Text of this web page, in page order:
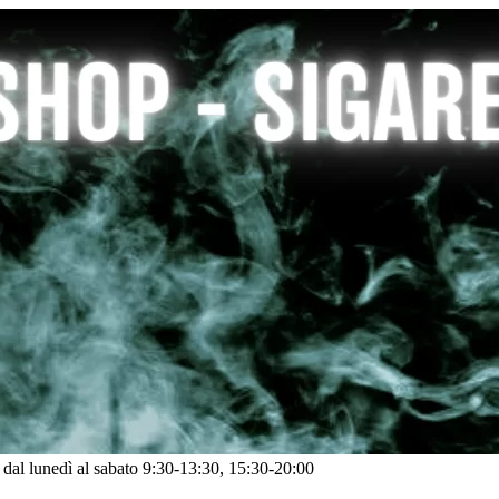
lunedì al sabato 9:30-13:30, 15:30-20:00